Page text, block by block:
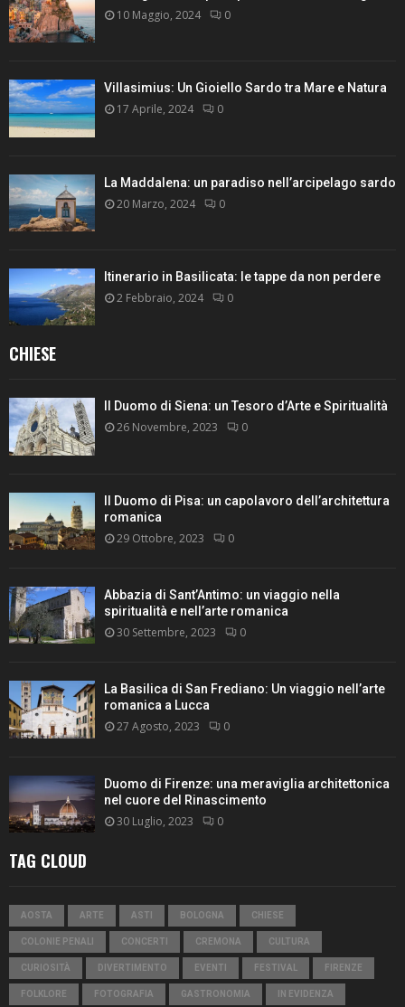
10 Maggio, 2024 0
Villasimius: Un Gioiello Sardo tra Mare e Natura
17 Aprile, 2024 0
La Maddalena: un paradiso nell’arcipelago sardo
20 Marzo, 2024 0
Itinerario in Basilicata: le tappe da non perdere
2 Febbraio, 2024 0
CHIESE
Il Duomo di Siena: un Tesoro d’Arte e Spiritualità
26 Novembre, 2023 0
Il Duomo di Pisa: un capolavoro dell’architettura
romanica
29 Ottobre, 2023 0
Abbazia di Sant’Antimo: un viaggio nella
spiritualità e nell’arte romanica
30 Settembre, 2023 0
La Basilica di San Frediano: Un viaggio nell’arte
romanica a Lucca
27 Agosto, 2023 0
Duomo di Firenze: una meraviglia architettonica
nel cuore del Rinascimento
30 Luglio, 2023 0
TAG CLOUD
AOSTA ARTE ASTI BOLOGNA CHIESE
COLONIE PENALI CONCERTI CREMONA CULTURA
CURIOSITÀ DIVERTIMENTO EVENTI FESTIVAL FIRENZE
FOLKLORE FOTOGRAFIA GASTRONOMIA IN EVIDENZA